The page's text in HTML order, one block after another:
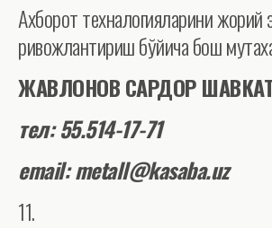
Ахборот техналогияларини жорий
ривожлантириш бўйича бош
ЖАВЛОНОВ САРДОР
тел: 55.514-17-71
email: metall@kasaba.uz
11.